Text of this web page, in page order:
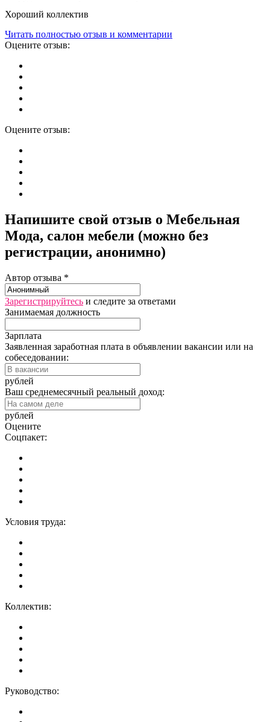
Хороший коллектив
Читать полностью отзыв и комментарии
Оцените отзыв:
Оцените отзыв:
Напишите свой отзыв о Мебельная
Мода, салон мебели (можно без
регистрации, анонимно)
Автор отзыва *
Зарегистрируйтесь и следите за ответами
Занимаемая должность
Зарплата
Заявленная заработная плата в объявлении вакансии или на
собеседовании:
рублей
Ваш среднемесячный реальный доход:
рублей
Оцените
Соцпакет:
Условия труда:
Коллектив:
Руководство: